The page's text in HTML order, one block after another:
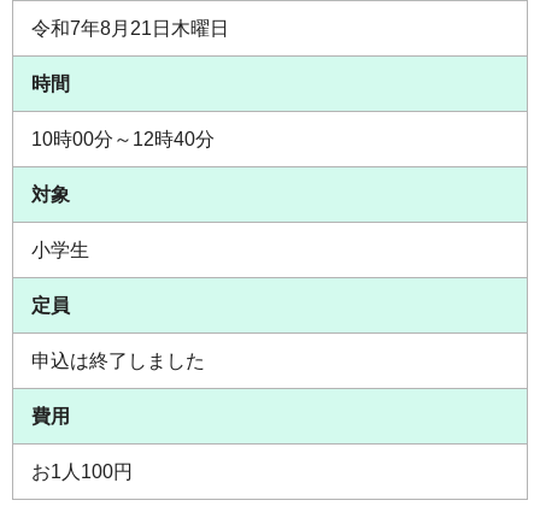
令和7年8月21日木曜日
時間
10時00分～12時40分
対象
小学生
定員
申込は終了しました
費用
お1人100円